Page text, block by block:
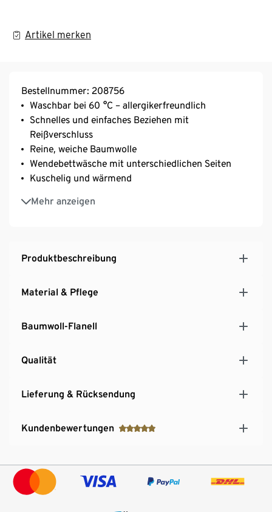
Artikel merken
Bestellnummer: 208756
Waschbar bei 60 °C – allergikerfreundlich
Schnelles und einfaches Beziehen mit
Reißverschluss
Reine, weiche Baumwolle
Wendebettwäsche mit unterschiedlichen Seiten
Kuschelig und wärmend
Mehr anzeigen
Saugfähig und hautsympathisch
Produktbeschreibung
Material & Pflege
Baumwoll-Flanell
Qualität
Lieferung & Rücksendung
Kundenbewertungen